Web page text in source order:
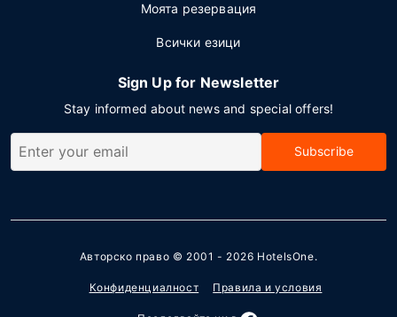
Моята резервация
Всички езици
Sign Up for Newsletter
Stay informed about news and special offers!
Subscribe
Авторско право © 2001 - 2026 HotelsOne.
Конфиденциалност Правила и условия